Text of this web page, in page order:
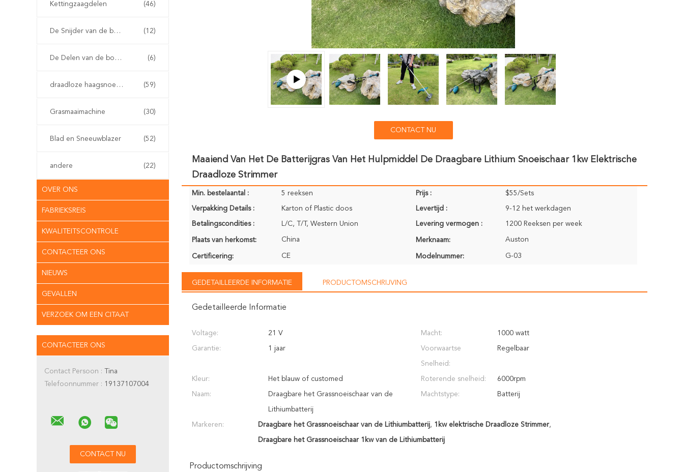
Kettingzaagdelen (46)
De Snijder van de benzineborstel (12)
De Delen van de borstelsnijder (6)
draadloze haagsnoeischaar (59)
Grasmaaimachine (30)
Blad en Sneeuwblazer (52)
andere (22)
OVER ONS
FABRIEKSREIS
KWALITEITSCONTROLE
CONTACTEER ONS
NIEUWS
GEVALLEN
VERZOEK OM EEN CITAAT
CONTACTEER ONS
Contact Persoon : Tina
Telefoonnummer : 19137107004
CONTACT NU
Maaiend Van Het De Batterijgras Van Het Hulpmiddel De Draagbare Lithium Snoeischaar 1kw Elektrische
Draadloze Strimmer
Min. bestelaantal : 5 reeksen Prijs : $55/Sets
Verpakking Details : Karton of Plastic doos Levertijd : 9-12 het werkdagen
Betalingscondities : L/C, T/T, Western Union Levering vermogen : 1200 Reeksen per week
Plaats van herkomst: China Merknaam: Auston
Certificering: CE Modelnummer: G-03
GEDETAILLEERDE INFORMATIE PRODUCTOMSCHRIJVING
Gedetailleerde Informatie
Voltage: 21 V Macht: 1000 watt
Garantie: 1 jaar Voorwaartse
Snelheid:
Regelbaar
Kleur: Het blauw of customed Roterende snelheid: 6000rpm
Naam: Draagbare het Grassnoeischaar van de
Lithiumbatterij
Machtstype: Batterij
Markeren: Draagbare het Grassnoeischaar van de Lithiumbatterij, 1kw elektrische Draadloze Strimmer,
Draagbare het Grassnoeischaar 1kw van de Lithiumbatterij
Productomschrijving